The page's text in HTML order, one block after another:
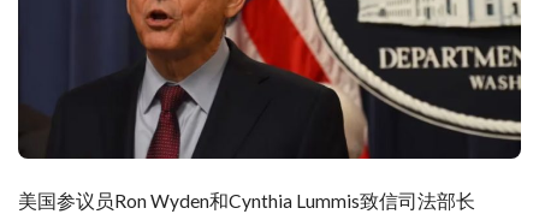
美国参议员Ron Wyden和Cynthia Lummis致信司法部长